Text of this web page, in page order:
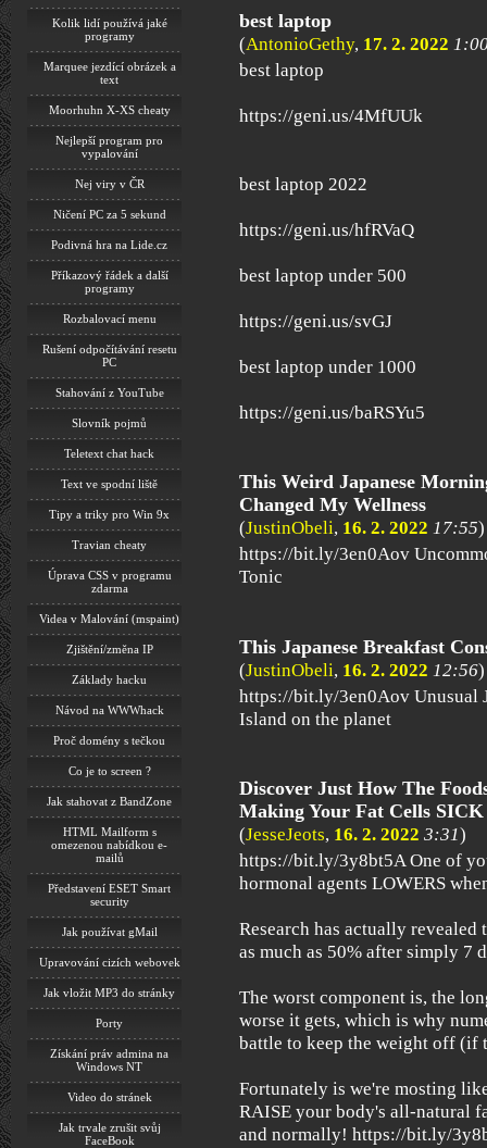
Kolik lidí používá jaké
programy
Marquee jezdící obrázek a
text
Moorhuhn X-XS cheaty
Nejlepší program pro
vypalování
Nej viry v ČR
Ničení PC za 5 sekund
Podivná hra na Lide.cz
Příkazový řádek a další
programy
Rozbalovací menu
Rušení odpočítávání resetu
PC
Stahování z YouTube
Slovník pojmů
Teletext chat hack
Text ve spodní liště
Tipy a triky pro Win 9x
Travian cheaty
Úprava CSS v programu
zdarma
Videa v Malování (mspaint)
Zjištění/změna IP
Základy hacku
Návod na WWWhack
Proč domény s tečkou
Co je to screen ?
Jak stahovat z BandZone
HTML Mailform s
omezenou nabídkou e-
mailů
Představení ESET Smart
security
Jak používat gMail
Upravování cizích webovek
Jak vložit MP3 do stránky
Porty
Získání práv admina na
Windows NT
Video do stránek
Jak trvale zrušit svůj
FaceBook
best laptop
(AntonioGethy, 17. 2. 2022
best laptop
https://geni.us/4MfUUk
best laptop 2022
https://geni.us/hfRVaQ
best laptop under 500
https://geni.us/svGJ
best laptop under 1000
https://geni.us/baRSYu5
This Weird Japanese
Changed My Wellness
(JustinObeli, 16. 2. 2022 17:55)
https://bit.ly/3en0Aov
Tonic
This Japanese Breakfast
(JustinObeli, 16. 2. 2022 12:56)
https://bit.ly/3en0Aov Unusual
Island on the planet
Discover Just How The
Making Your Fat Cells SICK
(JesseJeots, 16. 2. 2022 3:31)
https://bit.ly/3y8bt5A One of
hormonal agents LOWERS
Research has actually
as much as 50% after simply 7
The worst component is, the
worse it gets, which is why
battle to keep the weight off (if
Fortunately is we're mosting
RAISE your body's all-natural
and normally! https://bit.ly/